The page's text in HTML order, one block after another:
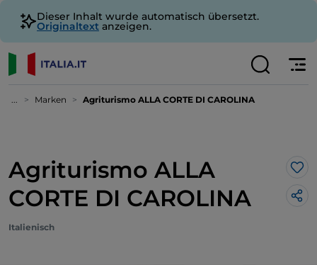
Dieser Inhalt wurde automatisch übersetzt.
Originaltext anzeigen.
... Marken Agriturismo ALLA CORTE DI CAROLINA
Agriturismo ALLA
CORTE DI CAROLINA
Italienisch